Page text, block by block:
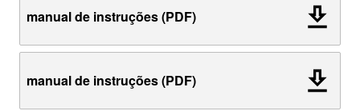
manual de instruções (PDF)
manual de instruções (PDF)